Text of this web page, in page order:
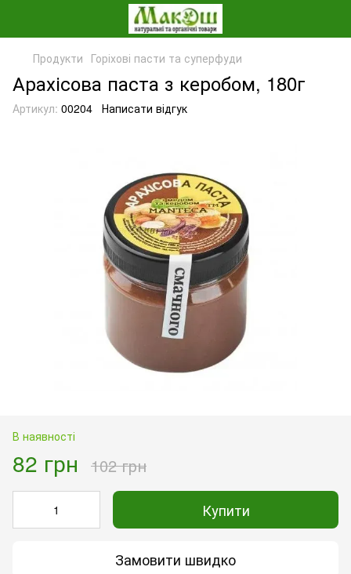
Продукти Горіхові пасти та суперфуди
Арахісова паста з керобом, 180г
Артикул: 00204 Написати відгук
В наявності
82 грн 102 грн
Купити
Замовити швидко